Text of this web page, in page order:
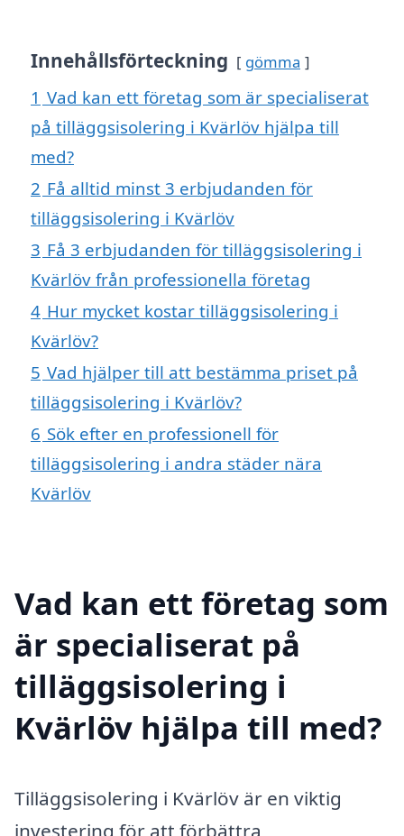
Innehållsförteckning gömma
1 Vad kan ett företag som är specialiserat
på tilläggsisolering i Kvärlöv hjälpa till
med?
2 Få alltid minst 3 erbjudanden för
tilläggsisolering i Kvärlöv
3 Få 3 erbjudanden för tilläggsisolering i
Kvärlöv från professionella företag
4 Hur mycket kostar tilläggsisolering i
Kvärlöv?
5 Vad hjälper till att bestämma priset på
tilläggsisolering i Kvärlöv?
6 Sök efter en professionell för
tilläggsisolering i andra städer nära
Kvärlöv
Vad kan ett företag som
är specialiserat på
tilläggsisolering i
Kvärlöv hjälpa till med?
Tilläggsisolering i Kvärlöv är en viktig
investering för att förbättra